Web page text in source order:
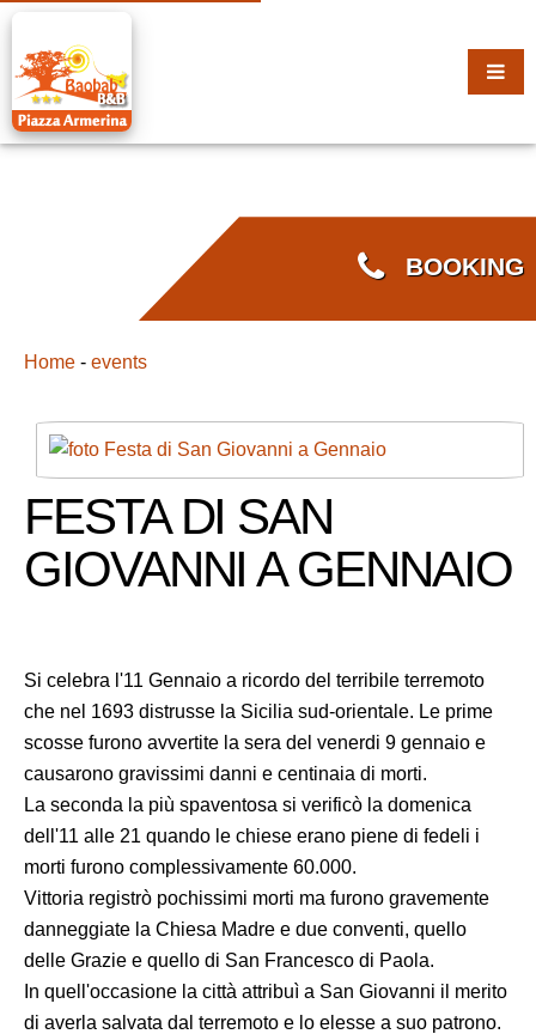
BOOKING
Home - events
FESTA DI SAN
GIOVANNI A GENNAIO
Si celebra l'11 Gennaio a ricordo del terribile terremoto
che nel 1693 distrusse la Sicilia sud-orientale. Le prime
scosse furono avvertite la sera del venerdi 9 gennaio e
causarono gravissimi danni e centinaia di morti.
La seconda la più spaventosa si verificò la domenica
dell'11 alle 21 quando le chiese erano piene di fedeli i
morti furono complessivamente 60.000.
Vittoria registrò pochissimi morti ma furono gravemente
danneggiate la Chiesa Madre e due conventi, quello
delle Grazie e quello di San Francesco di Paola.
In quell'occasione la città attribuì a San Giovanni il merito
di averla salvata dal terremoto e lo elesse a suo patrono.